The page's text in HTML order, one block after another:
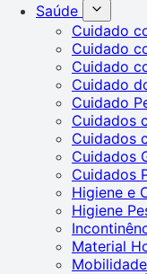
Saúde
Cuidado
Cuidado
Cuidado
Cuidado
Cuidado
Cuidados
Cuidados
Cuidados
Cuidados
Higiene e
Higiene
Material